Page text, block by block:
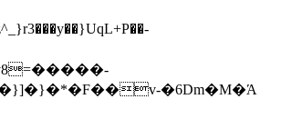
�6Dm�M�Ά